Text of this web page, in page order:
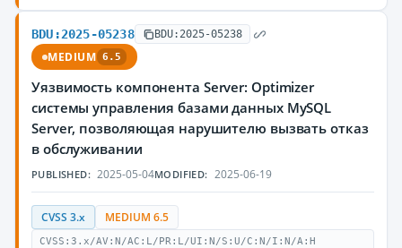
BDU:2025-05238 BDU:2025-05238
MEDIUM 6.5
Уязвимость компонента Server: Optimizer
системы управления базами данных MySQL
Server, позволяющая нарушителю вызвать отказ
в обслуживании
PUBLISHED: 2025-05-04MODIFIED: 2025-06-19
CVSS 3.x MEDIUM 6.5
CVSS:3.x/AV:N/AC:L/PR:L/UI:N/S:U/C:N/I:N/A:H